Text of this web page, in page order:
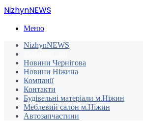
NizhynNEWS
Меню
NizhynNEWS
Новини Чернігова
Новини Ніжина
Компанії
Контакти
Будівельні матеріали м.Ніжин
Меблевий салон м.Ніжин
Автозапчастини